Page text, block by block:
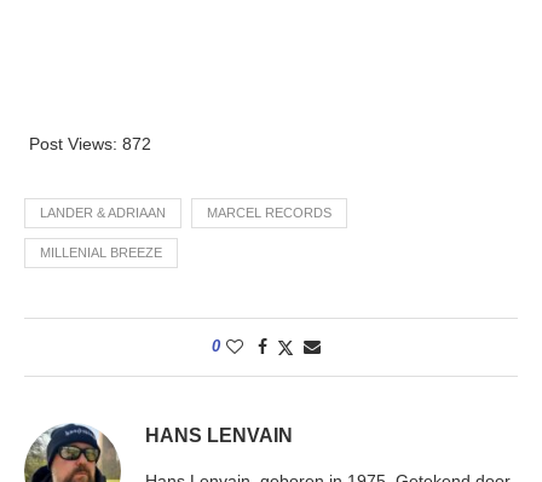
Post Views: 872
LANDER & ADRIAAN MARCEL RECORDS
MILLENIAL BREEZE
0
HANS LENVAIN